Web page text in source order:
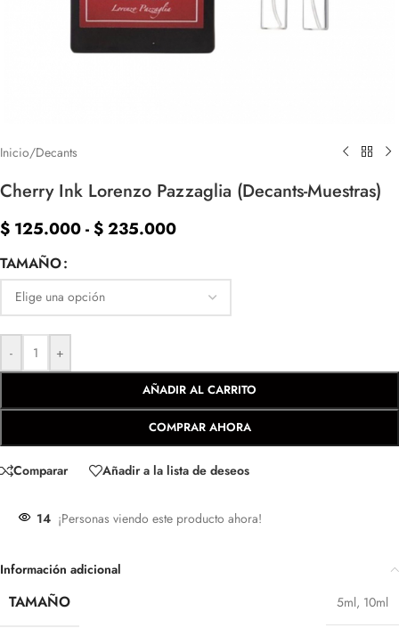
Inicio/Decants
Cherry Ink Lorenzo Pazzaglia (Decants-Muestras)
$ 125.000-$235.000
TAMAÑO
- +
AÑADIR AL CARRITO
COMPRAR AHORA
Comparar Añadir a la lista de deseos
14 ¡Personas viendo este producto ahora!
Información adicional
TAMAÑO 5ml, 10ml